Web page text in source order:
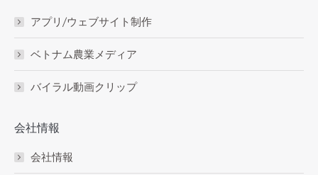
アプリ/ウェブサイト制作
ベトナム農業メディア
バイラル動画クリップ
会社情報
会社情報